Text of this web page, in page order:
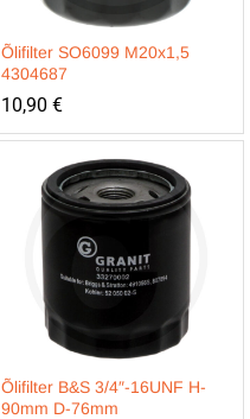
Õlifilter SO6099 M20x1,5
4304687
10,90 €
Õlifilter B&S 3/4″-16UNF H-
90mm D-76mm